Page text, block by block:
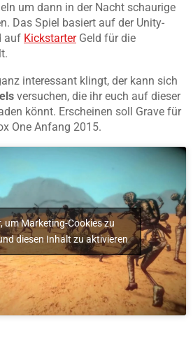
um dann in der Nacht schaurige
Das Spiel basiert auf der Unity-
auf KickstarterGeld für die
interessant klingt, der kann sich
versuchen, die ihr euch auf dieser
könnt. Erscheinen soll Grave für
One Anfang 2015.
um Marketing-Cookies zu
diesen Inhalt zu aktivieren